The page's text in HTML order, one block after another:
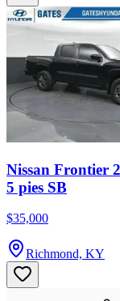
Nissan Frontier
5 pies SB
$35,000
Richmond, KY